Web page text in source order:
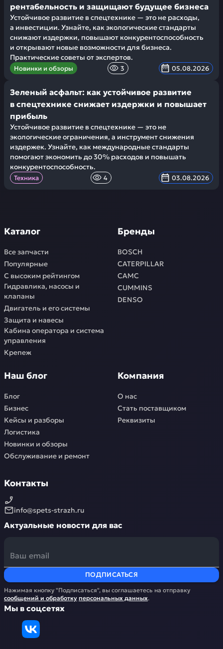
рентабельность и защищают будущее бизнеса
Устойчивое развитие в спецтехнике — это не расходы,
а инвестиции. Узнайте, как экологические стандарты
снижают издержки, повышают конкурентоспособность
и открывают новые возможности для бизнеса.
Практические советы от экспертов.
Новинки и обзоры 3 05.08.2026
Зеленый асфальт: как устойчивое развитие
в спецтехнике снижает издержки и повышает
прибыль
Устойчивое развитие в спецтехнике — это не
экологические ограничения, а инструмент снижения
издержек. Узнайте, как международные стандарты
помогают экономить до 30% расходов и повышать
конкурентоспособность.
Техника 4 03.08.2026
Каталог
Все запчасти
Популярные
С высоким рейтингом
Гидравлика, насосы и
клапаны
Двигатель и его системы
Защита и навесы
Кабина оператора и система
управления
Крепеж
Бренды
BOSCH
CATERPILLAR
CAMC
CUMMINS
DENSO
Наш блог
Блог
Бизнес
Кейсы и разборы
Логистика
Новинки и обзоры
Обслуживание и ремонт
Компания
О нас
Стать поставщиком
Реквизиты
Контакты
info@spets-strazh.ru
Актуальные новости для вас
ПОДПИСАТЬСЯ
Нажимая кнопку "Подписаться", вы соглашаетесь на отправку
сообщений и обработку персональных данных.
Мы в соцсетях